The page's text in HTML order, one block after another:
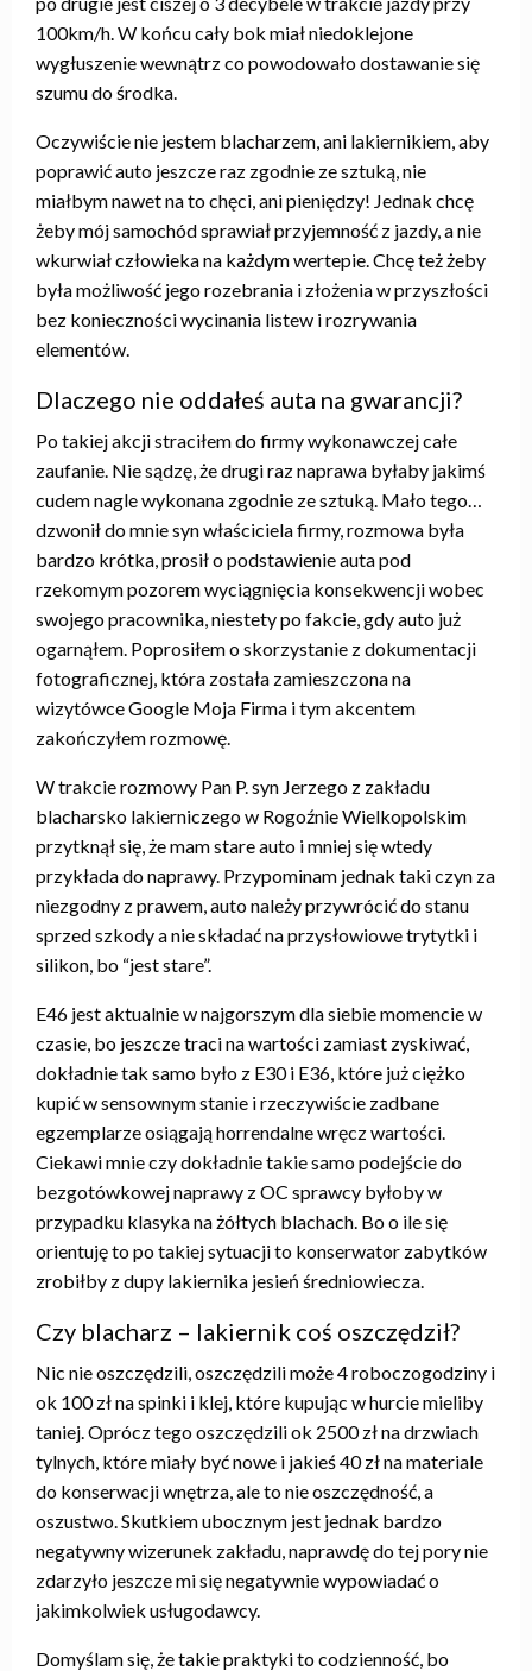
100km/h. W końcu cały bok miał niedoklejone
wygłuszenie wewnątrz co powodowało dostawanie się
szumu do środka.
Oczywiście nie jestem blacharzem, ani lakiernikiem, aby
poprawić auto jeszcze raz zgodnie ze sztuką, nie
miałbym nawet na to chęci, ani pieniędzy! Jednak chcę
żeby mój samochód sprawiał przyjemność z jazdy, a nie
wkurwiał człowieka na każdym wertepie. Chcę też żeby
była możliwość jego rozebrania i złożenia w przyszłości
bez konieczności wycinania listew i rozrywania
elementów.
Dlaczego nie oddałeś auta na gwarancji?
Po takiej akcji straciłem do firmy wykonawczej całe
zaufanie. Nie sądzę, że drugi raz naprawa byłaby jakimś
cudem nagle wykonana zgodnie ze sztuką. Mało tego…
dzwonił do mnie syn właściciela firmy, rozmowa była
bardzo krótka, prosił o podstawienie auta pod
rzekomym pozorem wyciągnięcia konsekwencji wobec
swojego pracownika, niestety po fakcie, gdy auto już
ogarnąłem. Poprosiłem o skorzystanie z dokumentacji
fotograficznej, która została zamieszczona na
wizytówce Google Moja Firma i tym akcentem
zakończyłem rozmowę.
W trakcie rozmowy Pan P. syn Jerzego z zakładu
blacharsko lakierniczego w Rogoźnie Wielkopolskim
przytknął się, że mam stare auto i mniej się wtedy
przykłada do naprawy. Przypominam jednak taki czyn za
niezgodny z prawem, auto należy przywrócić do stanu
sprzed szkody a nie składać na przysłowiowe trytytki i
silikon, bo “jest stare”.
E46 jest aktualnie w najgorszym dla siebie momencie w
czasie, bo jeszcze traci na wartości zamiast zyskiwać,
dokładnie tak samo było z E30 i E36, które już ciężko
kupić w sensownym stanie i rzeczywiście zadbane
egzemplarze osiągają horrendalne wręcz wartości.
Ciekawi mnie czy dokładnie takie samo podejście do
bezgotówkowej naprawy z OC sprawcy byłoby w
przypadku klasyka na żółtych blachach. Bo o ile się
orientuję to po takiej sytuacji to konserwator zabytków
zrobiłby z dupy lakiernika jesień średniowiecza.
Czy blacharz – lakiernik coś oszczędził?
Nic nie oszczędzili, oszczędzili może 4 roboczogodziny i
ok 100 zł na spinki i klej, które kupując w hurcie mieliby
taniej. Oprócz tego oszczędzili ok 2500 zł na drzwiach
tylnych, które miały być nowe i jakieś 40 zł na materiale
do konserwacji wnętrza, ale to nie oszczędność, a
oszustwo. Skutkiem ubocznym jest jednak bardzo
negatywny wizerunek zakładu, naprawdę do tej pory nie
zdarzyło jeszcze mi się negatywnie wypowiadać o
jakimkolwiek usługodawcy.
Domyślam się, że takie praktyki to codzienność, bo